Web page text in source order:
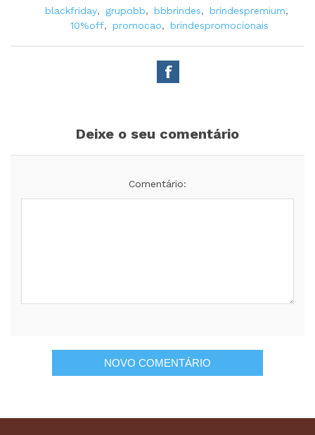
blackfriday, grupobb, bbbrindes, brindespremium,
10%off, promocao, brindespromocionais
Deixe o seu comentário
Comentário: